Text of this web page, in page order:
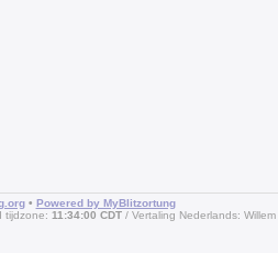
• Powered by MyBlitzortung
tijdzone: 11:34:00 CDT Vertaling Nederlands: Willem